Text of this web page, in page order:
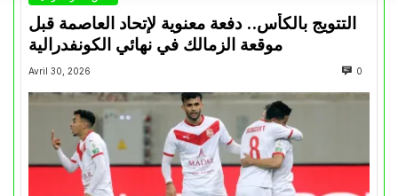
التتويج بالكأس.. دفعة معنوية لإتحاد العاصمة قبل
موقعة الزمالك في نهائي الكونفدرالية
Avril 30, 2026 0